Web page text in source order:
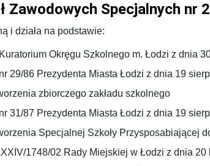
Zawodowych Specjalnych nr
i działa na podstawie:
Okręgu Szkolnego m. Łodzi z dnia
29/86 Prezydenta Miasta Łodzi z dnia 19
zbiorczego zakładu szkolnego
31/87 Prezydenta Miasta Łodzi z dnia 19
Specjalnej Szkoły Przysposabiającej
1748/02 Rady Miejskiej w Łodzi z dnia 20